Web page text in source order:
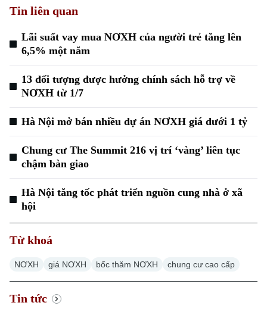
Xu hướng
Tin liên quan
Lãi suất vay mua NƠXH của người trẻ tăng lên
6,5% một năm
13 đối tượng được hưởng chính sách hỗ trợ về
NƠXH từ 1/7
Hà Nội mở bán nhiều dự án NƠXH giá dưới 1 tỷ
Chung cư The Summit 216 vị trí ‘vàng’ liên tục
chậm bàn giao
Hà Nội tăng tốc phát triển nguồn cung nhà ở xã
hội
Từ khoá
NƠXH giá NƠXH bốc thăm NƠXH chung cư cao cấp
Tin tức